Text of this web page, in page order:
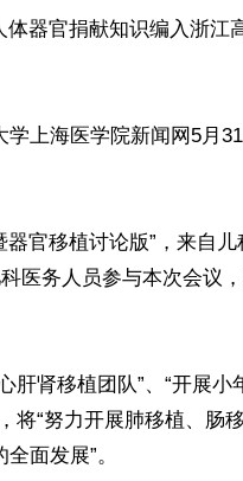
器官捐献知识编入浙江
上海医学院新闻网5月31
官移植讨论版”，来自儿
医务人员参与本次会议
肝肾移植团队”、“开展小
将“努力开展肺移植、肠移
面发展”。